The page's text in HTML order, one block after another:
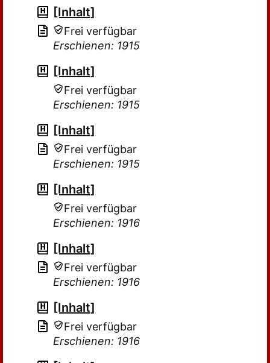
[Inhalt]
Frei verfügbar
Erschienen: 1915
[Inhalt]
Frei verfügbar
Erschienen: 1915
[Inhalt]
Frei verfügbar
Erschienen: 1915
[Inhalt]
Frei verfügbar
Erschienen: 1916
[Inhalt]
Frei verfügbar
Erschienen: 1916
[Inhalt]
Frei verfügbar
Erschienen: 1916